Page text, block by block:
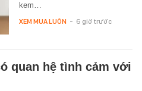
kem…
XEM MUA LUÔN - 6 giờ trước
quan hệ tình cảm với